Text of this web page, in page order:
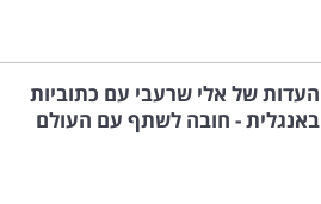
העדות של אלי שרעבי עם כתוביות
באנגלית - חובה לשתף עם העולם